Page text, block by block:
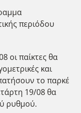
περιόδου
οι παίκτες θα
και
το παρκέ
19/08 θα
ρυθμού.